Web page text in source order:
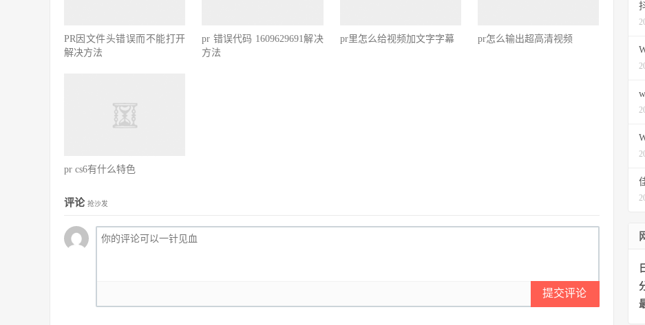
PR因文件头错误而不能打开
解决方法
pr 错误代码 1609629691解决
方法
pr里怎么给视频加文字字幕 pr怎么输出超高清视频
pr cs6有什么特色
评论 抢沙发
提交评论